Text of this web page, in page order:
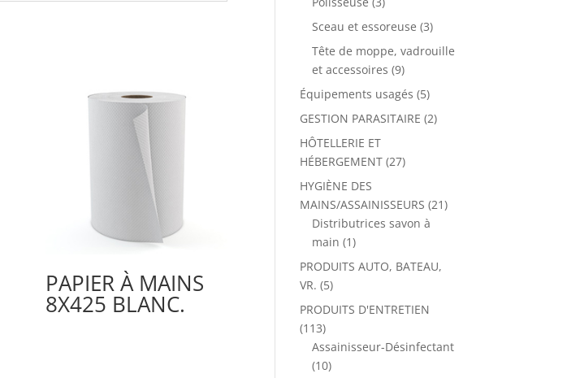
PAPIER À MAINS
8X425 BLANC.
Sceau et essoreuse (3)
Tête de moppe, vadrouille
et accessoires (9)
Équipements usagés (5)
GESTION PARASITAIRE (2)
HÔTELLERIE ET
HÉBERGEMENT (27)
HYGIÈNE DES
MAINS/ASSAINISSEURS (21)
Distributrices savon à
main (1)
PRODUITS AUTO, BATEAU,
VR. (5)
PRODUITS D'ENTRETIEN
(113)
Assainisseur-Désinfectant
(10)